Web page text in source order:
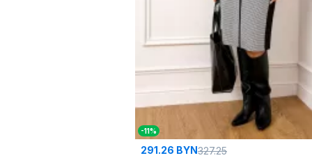
-11%
291.26 BYN327.25